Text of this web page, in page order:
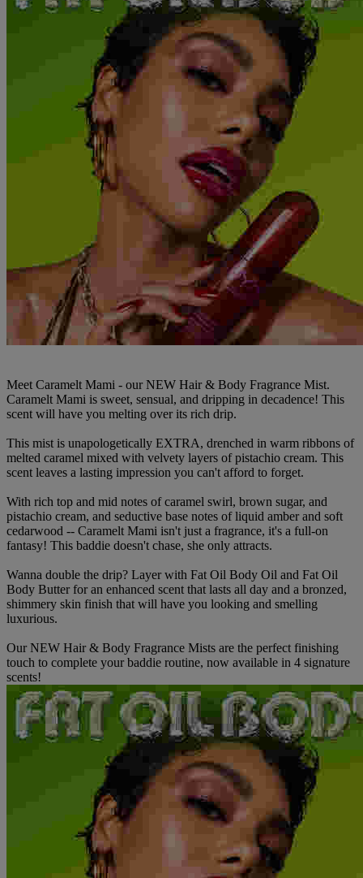
Meet Caramelt Mami - our NEW Hair & Body Fragrance Mist.
Caramelt Mami is sweet, sensual, and dripping in decadence! This
scent will have you melting over its rich drip.
This mist is unapologetically EXTRA, drenched in warm ribbons of
melted caramel mixed with velvety layers of pistachio cream. This
scent leaves a lasting impression you can't afford to forget.
With rich top and mid notes of caramel swirl, brown sugar, and
pistachio cream, and seductive base notes of liquid amber and soft
cedarwood -- Caramelt Mami isn't just a fragrance, it's a full-on
fantasy! This baddie doesn't chase, she only attracts.
Wanna double the drip? Layer with Fat Oil Body Oil and Fat Oil
Body Butter for an enhanced scent that lasts all day and a bronzed,
shimmery skin finish that will have you looking and smelling
luxurious.
Our NEW Hair & Body Fragrance Mists are the perfect finishing
touch to complete your baddie routine, now available in 4 signature
scents!